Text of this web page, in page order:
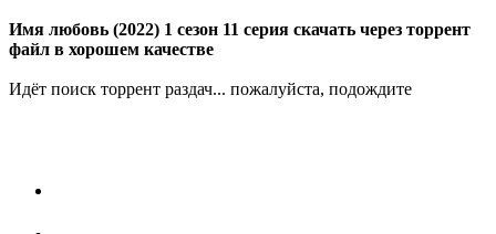
Имя любовь (2022) 1 сезон 11 серия скачать через торрент
файл в хорошем качестве
Идёт поиск торрент раздач... пожалуйста, подождите